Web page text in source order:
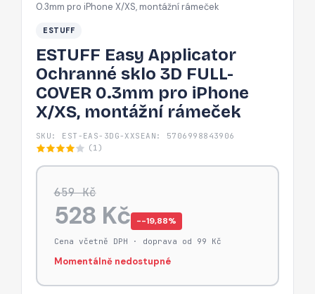
rámeček
0.3mm pro iPhone X/XS, montážní rámeček
ESTUFF
ESTUFF Easy Applicator
Ochranné sklo 3D FULL-
COVER 0.3mm pro iPhone
X/XS, montážní rámeček
SKU: EST-EAS-3DG-XXS EAN: 5706998843906
(1)
659 Kč
528 Kč −-19,88%
Cena včetně DPH · doprava od 99 Kč
Momentálně nedostupné